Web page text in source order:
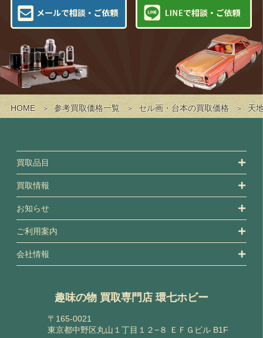
HOME 参考買取価格一覧 セル画・台本の買取価格 天
買取品目
買取情報
お知らせ
ご利用案内
会社情報
趣味の物 買取専門店 環七ホビー
〒165-0021
東京都中野区丸山１丁目１２−８ ＥＦＧビル B1F